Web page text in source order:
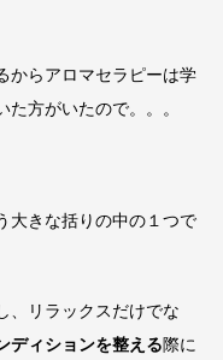
からアロマセラピーは学
方がいたので。。。
大きな括りの中の１つで
、リラックスだけでな
ディションを整える際に